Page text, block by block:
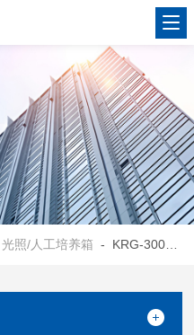
光照/人工培养箱 - KRG-300光照培养箱/种子发芽箱